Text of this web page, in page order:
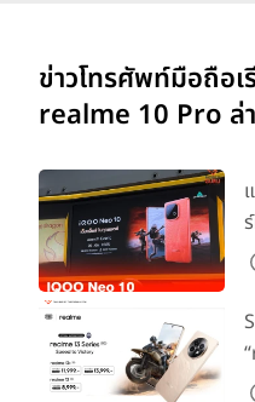
ข่าวโทรศัพท์มือถือเ
realme 10 Pro ล่